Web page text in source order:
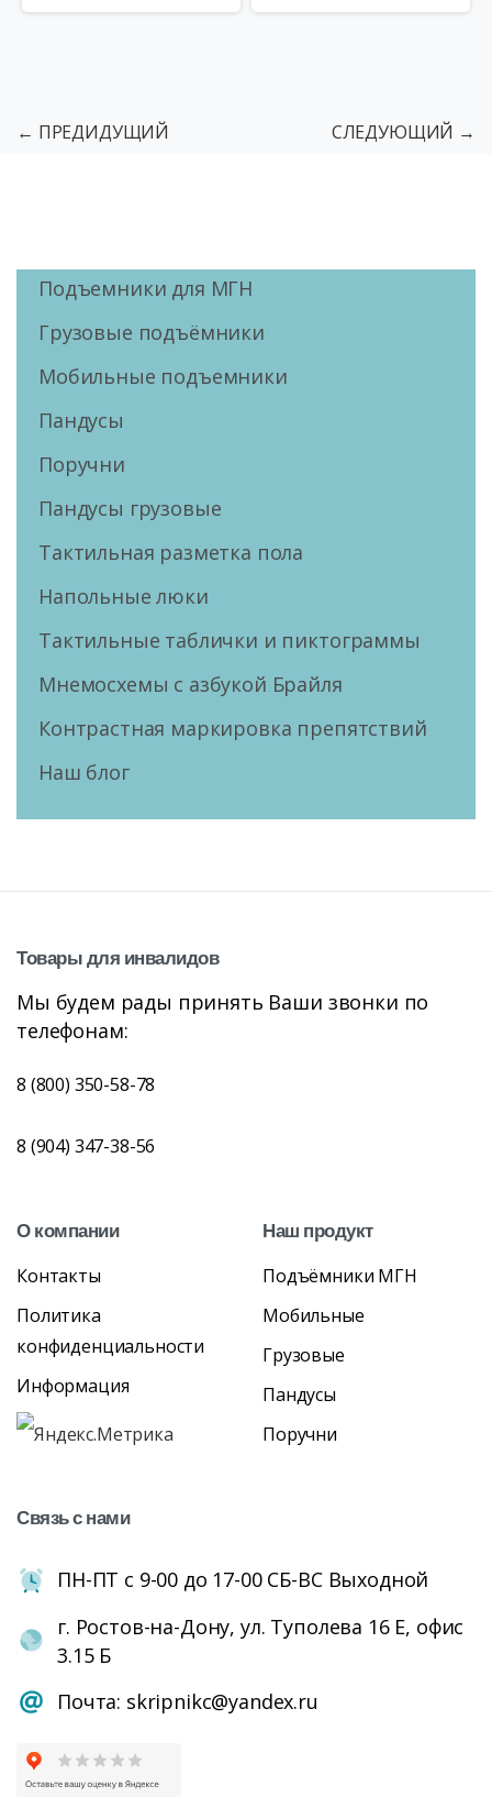
← ПРЕДИДУЩИЙ СЛЕДУЮЩИЙ →
Подъемники для МГН
Грузовые подъёмники
Мобильные подъемники
Пандусы
Поручни
Пандусы грузовые
Тактильная разметка пола
Напольные люки
Тактильные таблички и пиктограммы
Мнемосхемы с азбукой Брайля
Контрастная маркировка препятствий
Наш блог
Товарыдля инвалидов
Мы будем рады принять Ваши звонки по
телефонам:
8 (800) 350-58-78
8 (904) 347-38-56
Окомпании
Контакты
Политика
конфиденциальности
Информация
Наш продукт
Подъёмники МГН
Мобильные
Грузовые
Пандусы
Поручни
Связьснами
ПН-ПТ с 9-00 до 17-00 СБ-ВС Выходной
г. Ростов-на-Дону, ул. Туполева 16 Е, офис
3.15 Б
Почта: skripnikc@yandex.ru